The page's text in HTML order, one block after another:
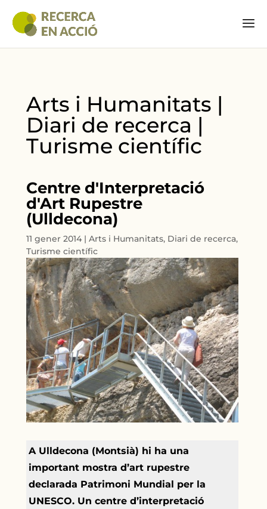
Arts i Humanitats |
Diari de recerca |
Turisme científic
Centre d'Interpretació
d'Art Rupestre
(Ulldecona)
11 gener 2014 |Arts i Humanitats, Diari de recerca,
Turisme científic
A Ulldecona (Montsià) hi ha una
important mostra d’art rupestre
declarada Patrimoni Mundial per la
UNESCO. Un centre d’interpretació